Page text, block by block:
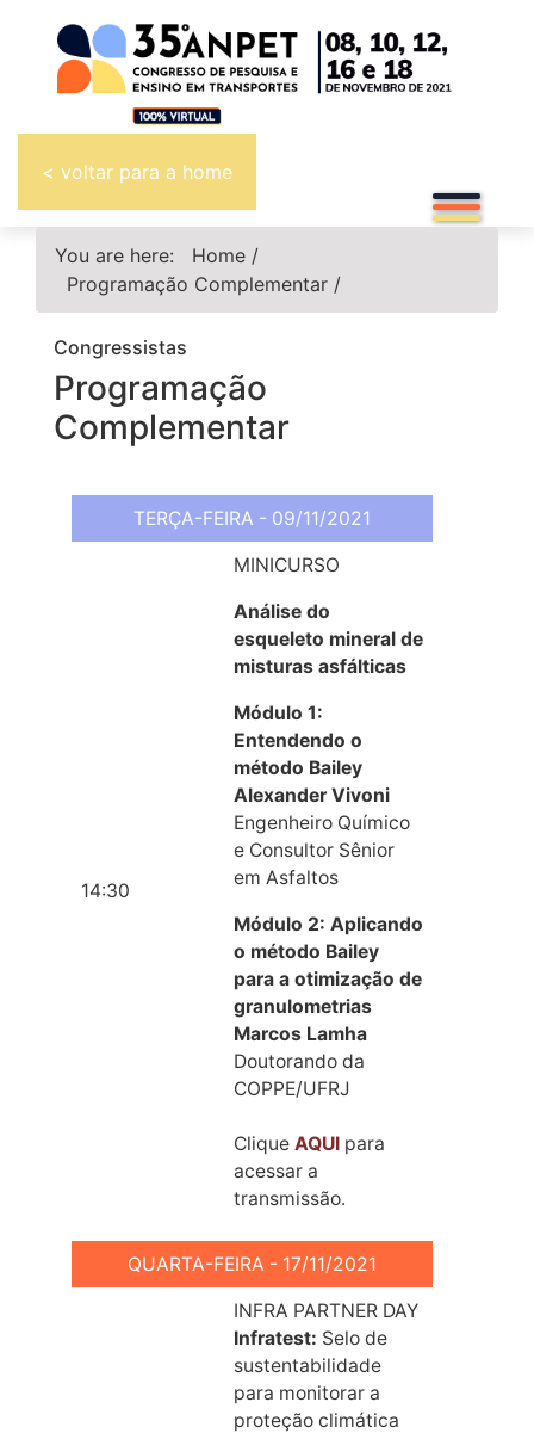
< voltar para a home
You are here: Home /
Programação Complementar /
Congressistas
Programação
Complementar
TERÇA-FEIRA - 09/11/2021
14:30
MINICURSO
Análise do
esqueleto mineral de
misturas asfálticas
Módulo 1:
Entendendo o
método Bailey
Alexander Vivoni
Engenheiro Químico
e Consultor Sênior
em Asfaltos
Módulo 2: Aplicando
o método Bailey
para a otimização de
granulometrias
Marcos Lamha
Doutorando da
COPPE/UFRJ
Clique AQUI para
acessar a
transmissão.
QUARTA-FEIRA - 17/11/2021
INFRA PARTNER DAY
Infratest: Selo de
sustentabilidade
para monitorar a
proteção climática